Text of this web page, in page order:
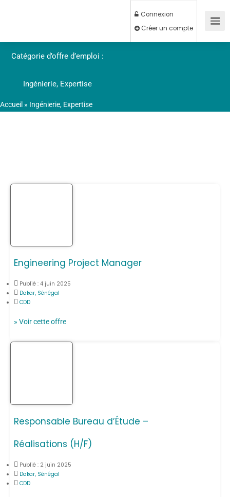
Connexion
Créer un compte
Catégorie d’offre d’emploi :
Ingénierie, Expertise
Accueil » Ingénierie, Expertise
Engineering Project Manager
Publié : 4 juin 2025
Dakar, Sénégal
CDD
» Voir cette offre
Responsable Bureau d’Étude –
Réalisations (H/F)
Publié : 2 juin 2025
Dakar, Sénégal
CDD